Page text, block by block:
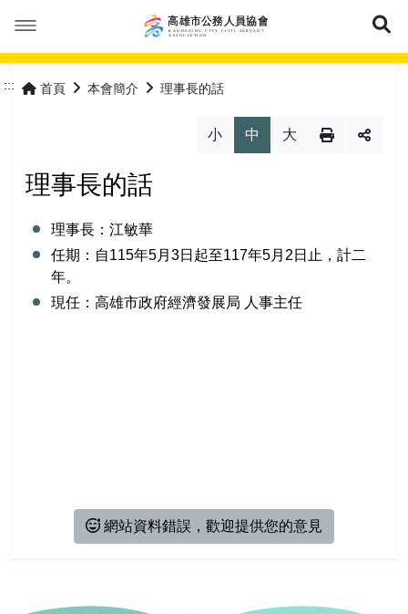
本會簡介
協會章程
理事長的話
常見問答
表單下載
特約商店
優惠活動
會員專區
加入會員
會員登出
::: 首頁 本會簡介 理事長的話
小 中 大
理事長的話
理事長：江敏華
任期：自115年5月3日起至117年5月2日止，計二
年。
現任：高雄市政府經濟發展局 人事主任
網站資料錯誤，歡迎提供您的意見